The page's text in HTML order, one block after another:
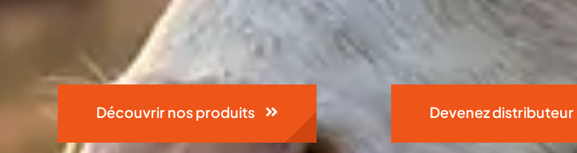
Découvrir nos produits Devenez distributeur